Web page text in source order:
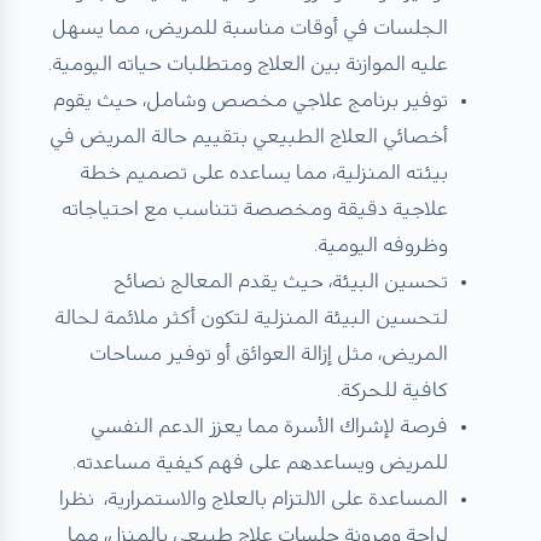
الجلسات في أوقات مناسبة للمريض، مما يسهل
عليه الموازنة بين العلاج ومتطلبات حياته اليومية.
توفير برنامج علاجي مخصص وشامل، حيث يقوم
أخصائي العلاج الطبيعي بتقييم حالة المريض في
بيئته المنزلية، مما يساعده على تصميم خطة
علاجية دقيقة ومخصصة تتناسب مع احتياجاته
وظروفه اليومية.
تحسين البيئة، حيث يقدم المعالج نصائح
لتحسين البيئة المنزلية لتكون أكثر ملائمة لحالة
المريض، مثل إزالة العوائق أو توفير مساحات
كافية للحركة.
فرصة لإشراك الأسرة مما يعزز الدعم النفسي
للمريض ويساعدهم على فهم كيفية مساعدته.
المساعدة على الالتزام بالعلاج والاستمرارية، نظرا
لراحة ومرونة جلسات علاج طبيعي بالمنزل، مما